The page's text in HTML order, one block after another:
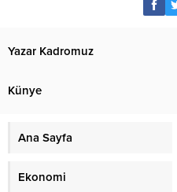
Yazar Kadromuz
Künye
Ana Sayfa
Ekonomi